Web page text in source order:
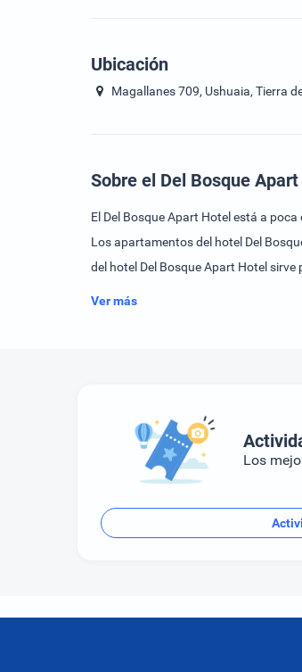
Ubicación
Magallanes 709, Ushuaia, Tierra
Sobre el Del Bosque
El Del Bosque Apart Hotel está a
Los apartamentos del hotel Del
del hotel Del Bosque Apart Hotel
Ver más
Los